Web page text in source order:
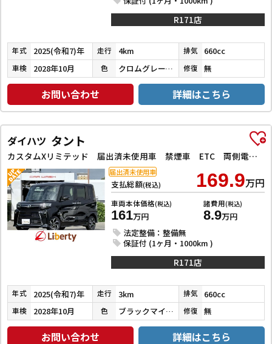
R171店
年式 2025(令和7)年 走行 4km 排気 660cc
車検 2028年10月 色 クロムグレーメタリック 修復 無
お問い合わせ 詳細はこちら
ダイハツ タント
カスタムXリミテッド 届出済未使用車 禁煙車 ETC 両側電動スライドドア クリアランスソナー オートクルーズコントロール 衝突被害軽減システム オートライト LEDヘッドランプ スマートキー シートヒーター
支払総額(税込) 169.9万円
車両本体価格(税込)
161万円
諸費用(税込)
8.9万円
法定整備：整備無
保証付 (1ヶ月・1000km )
届出済未使用車
R171店
年式 2025(令和7)年 走行 3km 排気 660cc
車検 2028年10月 色 ブラックマイカメタリック 修復 無
お問い合わせ 詳細はこちら